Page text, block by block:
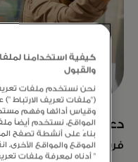
دعم مخصص
فريقنا ملتزم بإنشاء
كيفية استخدامنا
والقبول
نحن نستخدم ملفات تعريف
("ملفات تعريف الارتباط ")
وقياس أدائها وفهم
المواقع، نستخدم أيضاً
بناءً على أنشطة تصفح
الموقع والمواقع الأخرى.
" أدناه لمعرفة ملفات